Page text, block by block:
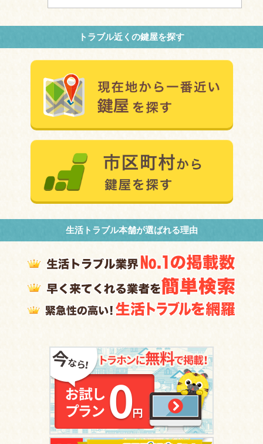
トラブル近くの鍵屋を探す
生活トラブル本舗が選ばれる理由